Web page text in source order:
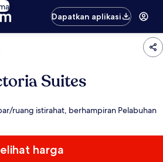
Dapatkan aplikasi
Suites
ruang istirahat, berhampiran Pelabuhan
harga